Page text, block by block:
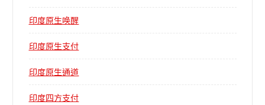
印度原生唤醒
印度原生支付
印度原生通道
印度四方支付